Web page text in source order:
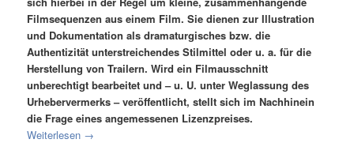
Filmsequenzen aus einem Film. Sie dienen zur Illustration
und Dokumentation als dramaturgisches bzw. die
Authentizität unterstreichendes Stilmittel oder u. a. für die
Herstellung von Trailern. Wird ein Filmausschnitt
unberechtigt bearbeitet und – u. U. unter Weglassung des
Urhebervermerks – veröffentlicht, stellt sich im Nachhinein
die Frage eines angemessenen Lizenzpreises.
Weiterlesen →